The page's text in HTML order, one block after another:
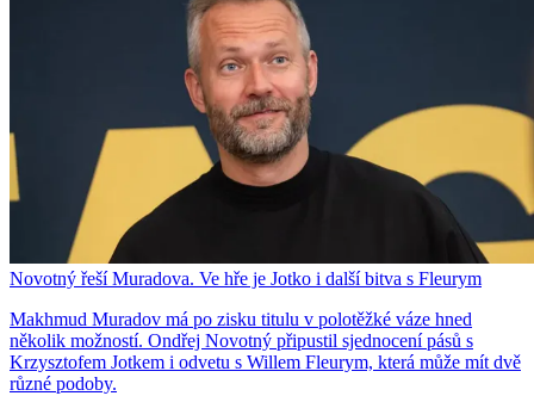
Novotný řeší Muradova. Ve hře je Jotko i další bitva s Fleurym
Makhmud Muradov má po zisku titulu v polotěžké váze hned
několik možností. Ondřej Novotný připustil sjednocení pásů s
Krzysztofem Jotkem i odvetu s Willem Fleurym, která může mít dvě
různé podoby.